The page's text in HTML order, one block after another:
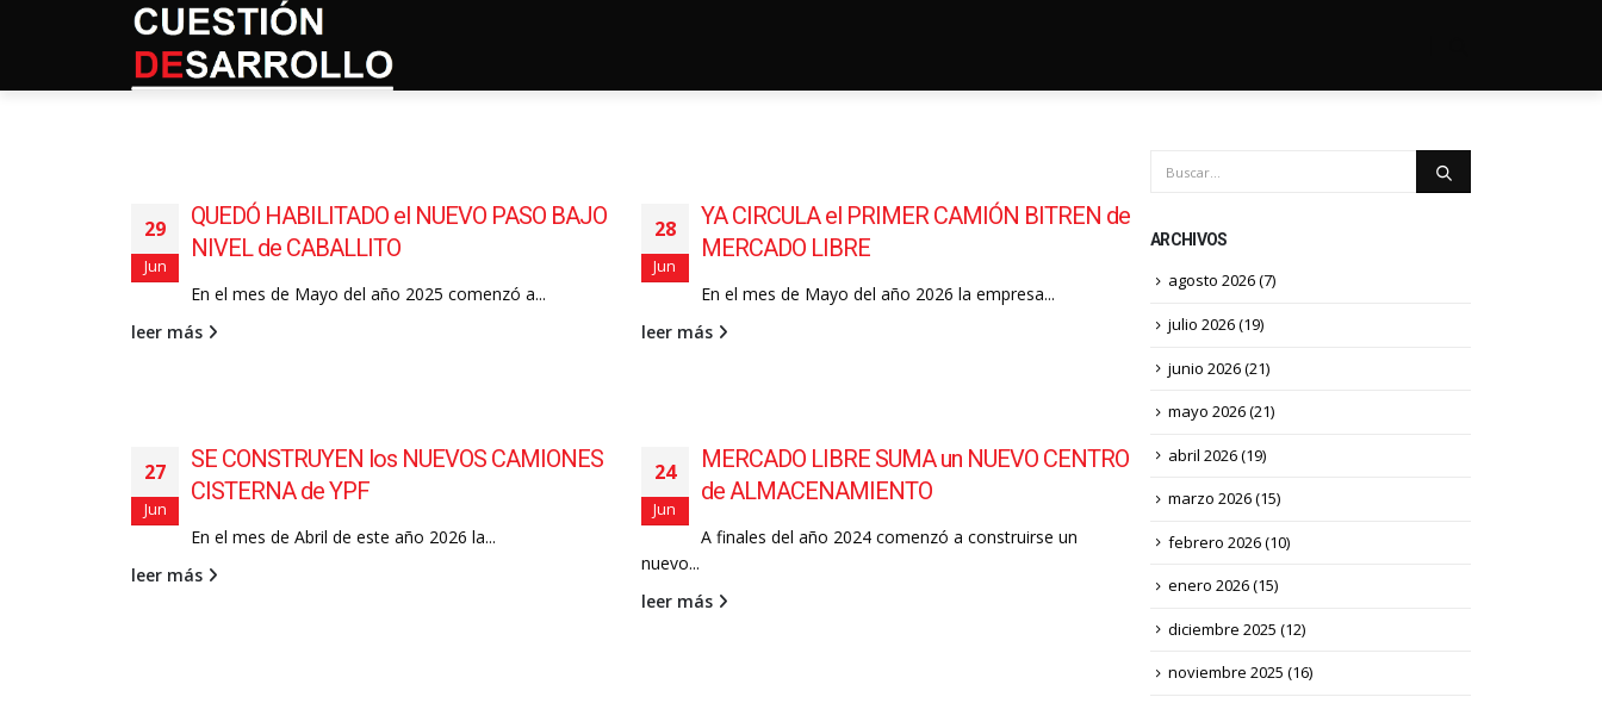
29
Jun
QUEDÓ HABILITADO el NUEVO PASO BAJO
NIVEL de CABALLITO
En el mes de Mayo del año 2025 comenzó a...
leer más
28
Jun
YA CIRCULA el PRIMER CAMIÓN BITREN de
MERCADO LIBRE
En el mes de Mayo del año 2026 la empresa...
leer más
27
Jun
SE CONSTRUYEN los NUEVOS CAMIONES
CISTERNA de YPF
En el mes de Abril de este año 2026 la...
leer más
24
Jun
MERCADO LIBRE SUMA un NUEVO CENTRO
de ALMACENAMIENTO
A finales del año 2024 comenzó a construirse un
nuevo...
leer más
ARCHIVOS
agosto 2026(7)
julio 2026(19)
junio 2026(21)
mayo 2026(21)
abril 2026(19)
marzo 2026(15)
febrero 2026(10)
enero 2026(15)
diciembre 2025 (12)
noviembre 2025 (16)